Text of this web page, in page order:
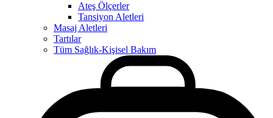
Ateş Ölçerler
Tansiyon Aletleri
Masaj Aletleri
Tartılar
Tüm Sağlık-Kişisel Bakım